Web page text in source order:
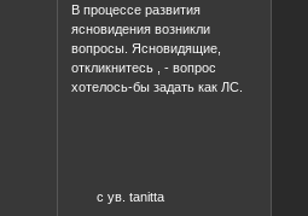
В процессе развития
ясновидения возникли
вопросы. Ясновидящие,
откликнитесь , - вопрос
хотелось-бы задать как ЛС.
с ув. tanitta